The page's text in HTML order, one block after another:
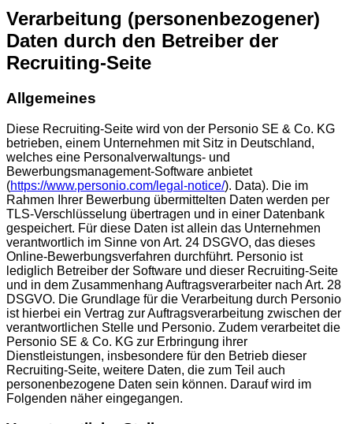
Verarbeitung (personenbezogener)
Daten durch den Betreiber der
Recruiting-Seite
Allgemeines
Diese Recruiting-Seite wird von der Personio SE & Co. KG
betrieben, einem Unternehmen mit Sitz in Deutschland,
welches eine Personalverwaltungs- und
Bewerbungsmanagement-Software anbietet
(https://www.personio.com/legal-notice/). Data). Die im
Rahmen Ihrer Bewerbung übermittelten Daten werden per
TLS-Verschlüsselung übertragen und in einer Datenbank
gespeichert. Für diese Daten ist allein das Unternehmen
verantwortlich im Sinne von Art. 24 DSGVO, das dieses
Online-Bewerbungsverfahren durchführt. Personio ist
lediglich Betreiber der Software und dieser Recruiting-Seite
und in dem Zusammenhang Auftragsverarbeiter nach Art. 28
DSGVO. Die Grundlage für die Verarbeitung durch Personio
ist hierbei ein Vertrag zur Auftragsverarbeitung zwischen der
verantwortlichen Stelle und Personio. Zudem verarbeitet die
Personio SE & Co. KG zur Erbringung ihrer
Dienstleistungen, insbesondere für den Betrieb dieser
Recruiting-Seite, weitere Daten, die zum Teil auch
personenbezogene Daten sein können. Darauf wird im
Folgenden näher eingegangen.